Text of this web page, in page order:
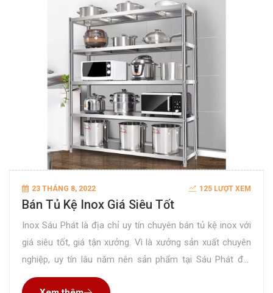
23 THÁNG 8, 2022 125 LƯỢT XEM
Bán Tủ Kệ Inox Giá Siêu Tốt
Inox Sáu Phát là địa chỉ uy tín chuyên bán tủ kệ inox với
giá siêu tốt, giá tận xưởng. Vì là xưởng sản xuất chuyên
nghiệp, uy tín lâu năm nên sản phẩm tại Sáu Phát đạt
chất lượng hoàn hảo đã được rất nhiều khách hàng kiểm